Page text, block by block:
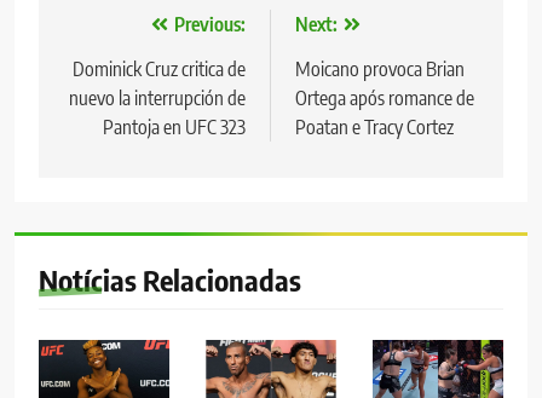
Navegação
de
Post
Previous:
Dominick Cruz critica de
nuevo la interrupción de
Pantoja en UFC 323
Next:
Moicano provoca Brian
Ortega após romance de
Poatan e Tracy Cortez
Notícias Relacionadas